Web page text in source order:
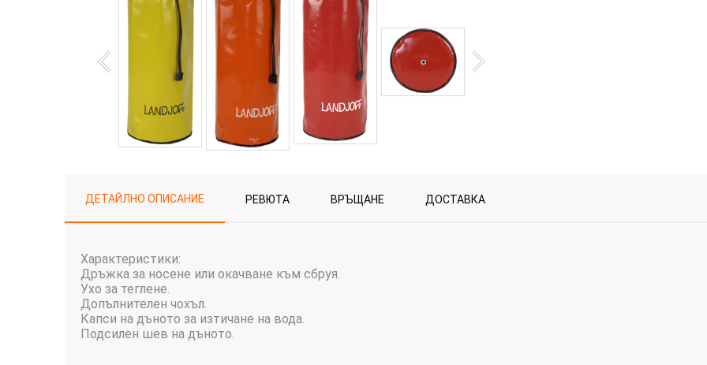
ДЕТАЙЛНО ОПИСАНИЕ РЕВЮТА ВРЪЩАНЕ ДОСТАВКА
Характеристики:
Дръжка за носене или окачване към сбруя.
Ухо за теглене.
Допълнителен чохъл.
Капси на дъното за изтичане на вода.
Подсилен шев на дъното.